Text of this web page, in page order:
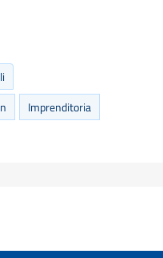
Imprenditoria